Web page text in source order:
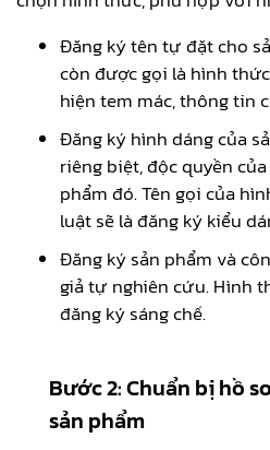
Đăng ký tên tự đặt cho
còn được gọi là hình
hiện tem mác, thông tin
Đăng ký hình dáng của
riêng biệt, độc quyền
phẩm đó. Tên gọi của
luật sẽ là đăng ký kiểu
Đăng ký sản phẩm và
giả tự nghiên cứu. Hình
đăng ký sáng chế.
Bước 2: Chuẩn bị hồ
sản phẩm